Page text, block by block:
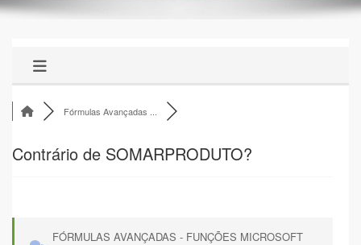
Fórmulas Avançadas ...
Contrário de SOMARPRODUTO?
FÓRMULAS AVANÇADAS - FUNÇÕES MICROSOFT